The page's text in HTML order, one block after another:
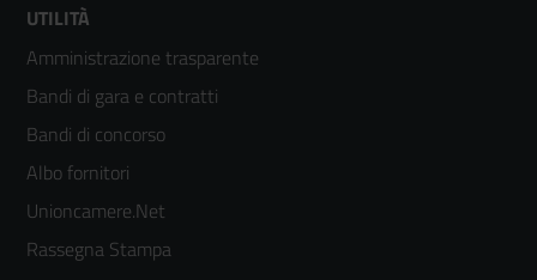
Footer
menù
colonna
2
UTILITÀ
Amministrazione trasparente
Bandi di gara e contratti
Bandi di concorso
Albo fornitori
Unioncamere.Net
Rassegna Stampa